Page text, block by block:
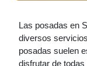
Las posadas en
diversos
posadas suelen
disfrutar de